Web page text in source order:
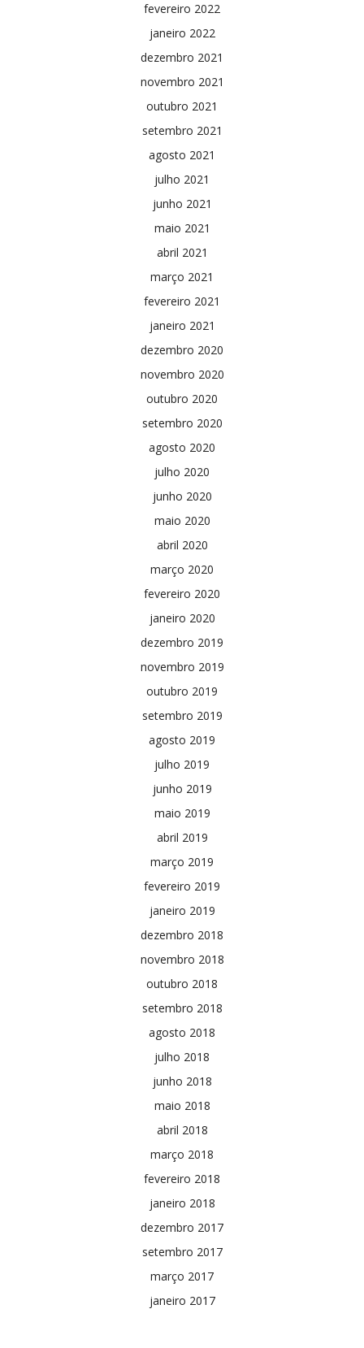
fevereiro 2022
janeiro 2022
dezembro 2021
novembro 2021
outubro 2021
setembro 2021
agosto 2021
julho 2021
junho 2021
maio 2021
abril 2021
março 2021
fevereiro 2021
janeiro 2021
dezembro 2020
novembro 2020
outubro 2020
setembro 2020
agosto 2020
julho 2020
junho 2020
maio 2020
abril 2020
março 2020
fevereiro 2020
janeiro 2020
dezembro 2019
novembro 2019
outubro 2019
setembro 2019
agosto 2019
julho 2019
junho 2019
maio 2019
abril 2019
março 2019
fevereiro 2019
janeiro 2019
dezembro 2018
novembro 2018
outubro 2018
setembro 2018
agosto 2018
julho 2018
junho 2018
maio 2018
abril 2018
março 2018
fevereiro 2018
janeiro 2018
dezembro 2017
setembro 2017
março 2017
janeiro 2017